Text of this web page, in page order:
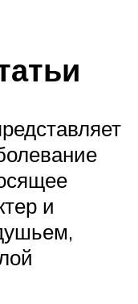
и